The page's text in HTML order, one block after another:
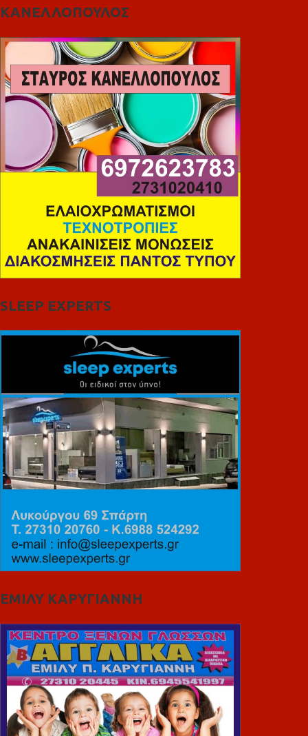
ΚΑΝΕΛΛΟΠΟΥΛΟΣ
SLEEP EXPERTS
ΕΜΙΛΥ ΚΑΡΥΓΙΑΝΝΗ